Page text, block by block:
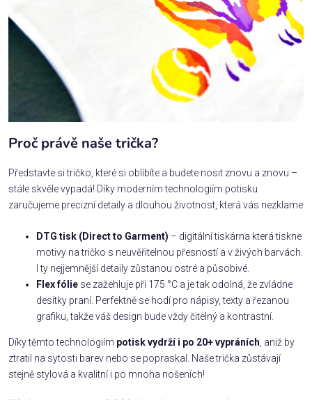
Proč právě naše trička?
Představte si tričko, které si oblíbíte a budete nosit znovu a znovu –
stále skvěle vypadá! Díky moderním technologiím potisku
zaručujeme precizní detaily a dlouhou životnost, která vás nezklame
DTG tisk (Direct to Garment) – digitální tiskárna která tiskne
motivy na tričko s neuvěřitelnou přesností a v živých barvách.
I ty nejjemnější detaily zůstanou ostré a působivé.
Flex fólie se zažehluje při 175 °C a je tak odolná, že zvládne
desítky praní. Perfektně se hodí pro nápisy, texty a řezanou
grafiku, takže váš design bude vždy čitelný a kontrastní.
Díky těmto technologiím potisk vydrží i po 20+ vypráních, aniž by
ztratil na sytosti barev nebo se popraskal. Naše trička zůstávají
stejně stylová a kvalitní i po mnoha nošeních!